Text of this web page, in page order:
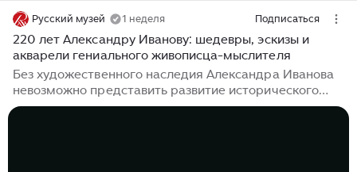
Русский музей 1 неделя Подписаться
220 лет Александру Иванову: шедевры, эскизы и
акварели гениального живописца-мыслителя
Без художественного наследия Александра Иванова
невозможно представить развитие исторического
жанра в отечественном искусстве. Живописец